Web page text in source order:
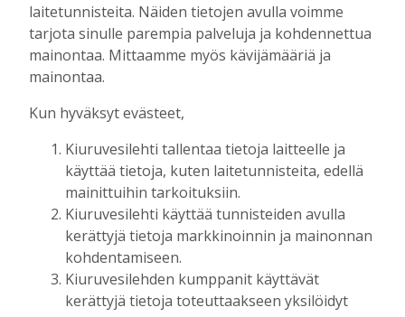
Tilaajille
Aku Laatikainen 7.8.2026 12:00
Golftapahtuma tuotti jälleen komeasti
tukea Kiuruveden nuorille – palkittavat
julkaistaan loppuvuodesta
Aku Laatikainen 7.8.2026 11:33
Biokaasu, Hingunniemi, tiet,
rahoitusasiat, työllisyys, lääkäripula… –
ministeri Sari Essayahin kanssa piisasi
keskustelunaiheita
Tilaajille
Aku Laatikainen 6.8.2026 16:00
laitetunnisteita. Näiden tietojen avulla voimme
tarjota sinulle parempia palveluja ja kohdennettua
mainontaa. Mittaamme myös kävijämääriä ja
mainontaa.
Kun hyväksyt evästeet,
Kiuruvesilehti tallentaa tietoja laitteelle ja
käyttää tietoja, kuten laitetunnisteita, edellä
mainittuihin tarkoituksiin.
Kiuruvesilehti käyttää tunnisteiden avulla
kerättyjä tietoja markkinoinnin ja mainonnan
kohdentamiseen.
Kiuruvesilehden kumppanit käyttävät
kerättyjä tietoja toteuttaakseen yksilöidyt